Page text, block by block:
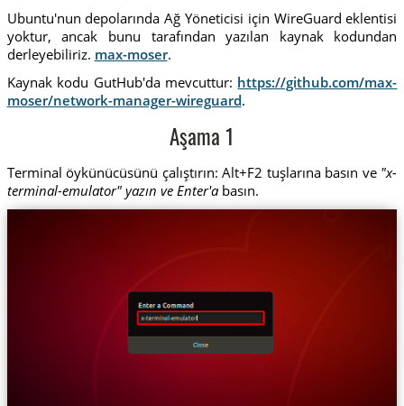
Ubuntu'nun depolarında Ağ Yöneticisi için WireGuard eklentisi
yoktur, ancak bunu tarafından yazılan kaynak kodundan
derleyebiliriz. max-moser.
Kaynak kodu GutHub'da mevcuttur: https://github.com/max-
moser/network-manager-wireguard.
Aşama 1
Terminal öykünücüsünü çalıştırın: Alt+F2 tuşlarına basın ve "x-
terminal-emulator" yazın ve Enter'abasın.